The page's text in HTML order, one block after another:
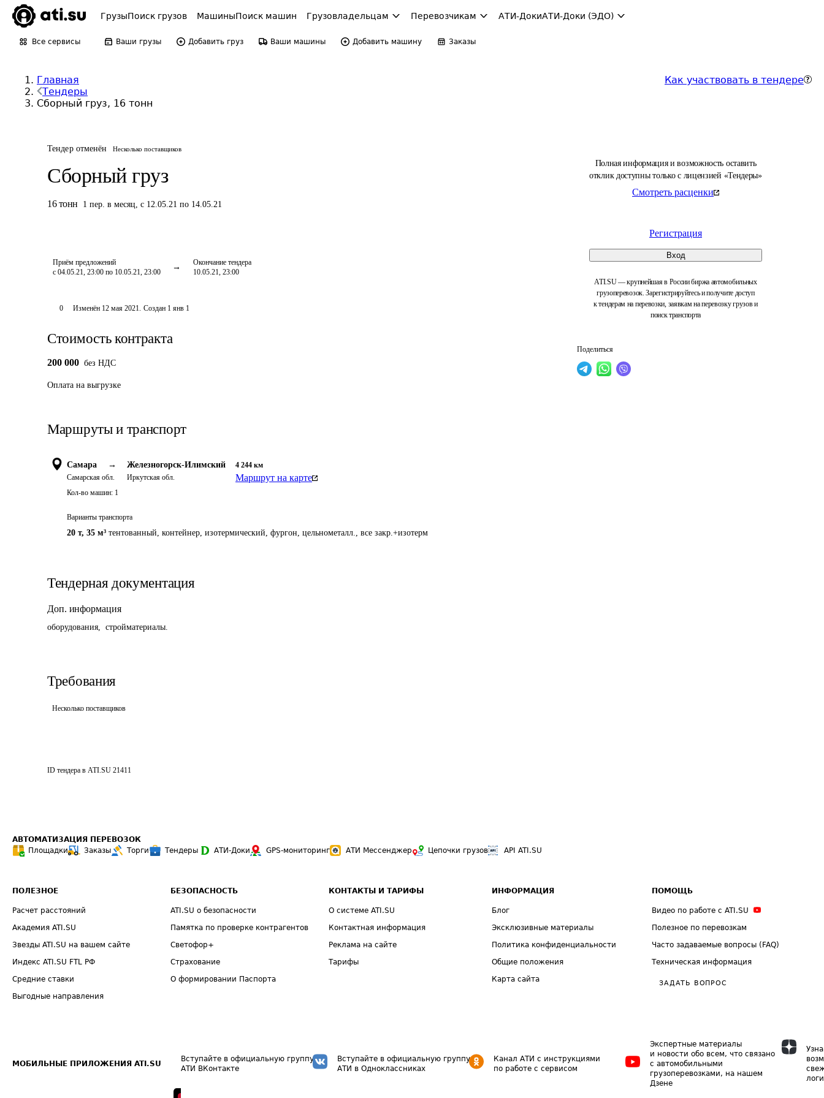
ГрузыПоиск грузов МашиныПоиск машин Грузовладельцам Перевозчикам АТИ-ДокиАТИ-Доки (ЭДО)
Все сервисы Ваши грузы Добавить груз Ваши машины Добавить машину Заказы
Главная
Тендеры
Сборный груз, 16 тонн
Как участвовать в тендере
Тендер отменён Несколько поставщиков
Сборный груз
16 тонн 1 пер. в месяц, с 12.05.21 по 14.05.21
Приём предложений
с 04.05.21, 23:00 по 10.05.21, 23:00
Окончание тендера
10.05.21, 23:00
Полная информация и возможность оставить
отклик доступны только с лицензией «Тендеры»
Смотреть расценки
Регистрация
Вход
ATI.SU — крупнейшая в России биржа автомобильных
грузоперевозок. Зарегистрируйтесь и получите доступ
к тендерам на перевозки, заявкам на перевозку грузов и
поиск транспорта
Поделиться
0 Изменён 12 мая 2021. Создан 1 янв 1
Стоимость контракта
200 000 без НДС
Оплата на выгрузке
Маршруты и транспорт
Самара →
Самарская обл.
Железногорск-Илимский
Иркутская обл.
4 244 км
Маршрут на карте
Кол-во машин: 1
Варианты транспорта
20 т, 35 м³ тентованный, контейнер, изотермический, фургон, цельнометалл., все закр.+изотерм
Тендерная документация
Доп. информация
оборудования,  стройматериалы.
Требования
Несколько поставщиков
ID тендера в ATI.SU 21411
АВТОМАТИЗАЦИЯ ПЕРЕВОЗОК
Площадки
Заказы Торги Тендеры АТИ-Доки GPS-мониторинг АТИ Мессенджер Цепочки грузов API ATI.SU
ПОЛЕЗНОЕ
Расчет расстояний
Академия ATI.SU
Звезды ATI.SU на вашем сайте
Индекс ATI.SU FTL РФ
Средние ставки
Выгодные направления
БЕЗОПАСНОСТЬ
ATI.SU о безопасности
Памятка по проверке контрагентов
Светофор+
Страхование
О формировании Паспорта
КОНТАКТЫ И ТАРИФЫ
О системе ATI.SU
Контактная информация
Реклама на сайте
Тарифы
ИНФОРМАЦИЯ
Блог
Эксклюзивные материалы
Политика конфиденциальности
Общие положения
Карта сайта
ПОМОЩЬ
Видео по работе с ATI.SU
Полезное по перевозкам
Часто задаваемые вопросы (FAQ)
Техническая информация
ЗАДАТЬ ВОПРОС
МОБИЛЬНЫЕ ПРИЛОЖЕНИЯ ATI.SU
Вступайте в официальную группу
АТИ ВКонтакте
Вступайте в официальную группу
АТИ в Одноклассниках
Канал АТИ с инструкциями
по работе с сервисом
Экспертные материалы
и новости обо всем, что связано
с автомобильными
грузоперевозками, на нашем
Дзене